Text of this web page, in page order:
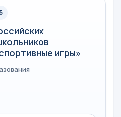
игры»